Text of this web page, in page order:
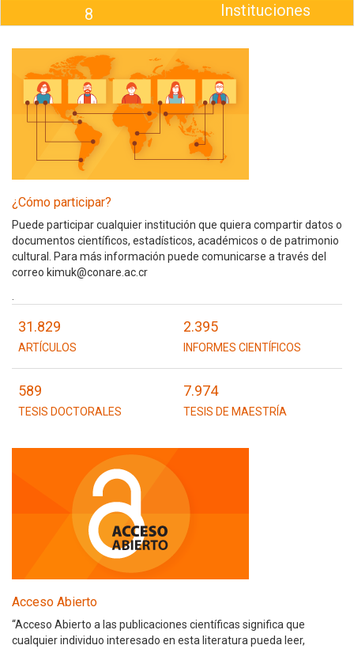
8
Instituciones
¿Cómo participar?
Puede participar cualquier institución que quiera compartir datos o
documentos científicos, estadísticos, académicos o de patrimonio
cultural. Para más información puede comunicarse a través del
correo kimuk@conare.ac.cr
31.829
ARTÍCULOS
2.395
INFORMES CIENTÍFICOS
589
TESIS DOCTORALES
7.974
TESIS DE MAESTRÍA
Acceso Abierto
“Acceso Abierto a las publicaciones científicas significa que
cualquier individuo interesado en esta literatura pueda leer,